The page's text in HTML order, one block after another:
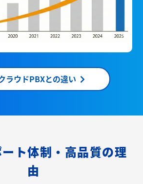
ラウドPBXとの違い
ト体制・高品質の理
由